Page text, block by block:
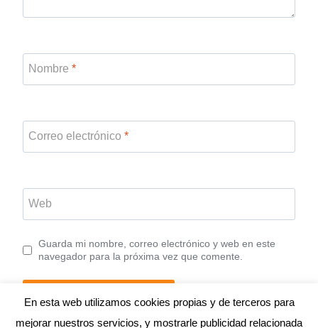
Nombre *
Correo electrónico *
Web
Guarda mi nombre, correo electrónico y web en este
navegador para la próxima vez que comente.
En esta web utilizamos cookies propias y de terceros para
mejorar nuestros servicios, y mostrarle publicidad relacionada